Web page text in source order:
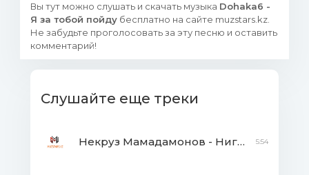
Вы тут можно слушать и скачать музыка Dohaka6 -
Я за тобой пойду бесплатно на сайте muzstars.kz.
Не забудьте проголосовать за эту песню и оставить
комментарий!
Слушайте еще треки
Некруз Мамадамонов - Нигори мара 5:54